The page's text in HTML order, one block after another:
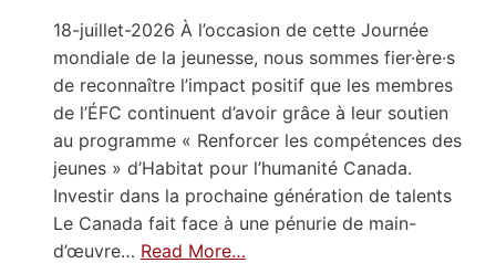
18-juillet-2026 À l’occasion de cette Journée
mondiale de la jeunesse, nous sommes fier·ère·s
de reconnaître l’impact positif que les membres
de l’ÉFC continuent d’avoir grâce à leur soutien
au programme « Renforcer les compétences des
jeunes » d’Habitat pour l’humanité Canada.
Investir dans la prochaine génération de talents
Le Canada fait face à une pénurie de main-
d’œuvre… Read More…